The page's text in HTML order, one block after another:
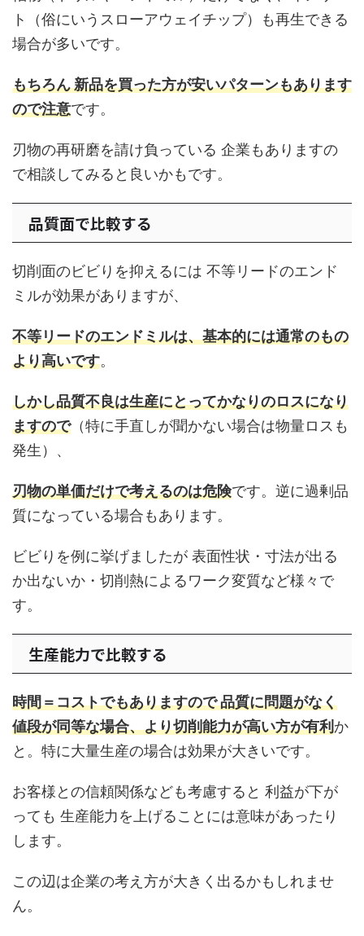
ト（俗にいうスローアウェイチップ）も再生できる
場合が多いです。
もちろん 新品を買った方が安いパターンもあります
ので注意です。
刃物の再研磨を請け負っている 企業もありますの
で相談してみると良いかもです。
品質面で比較する
切削面のビビりを抑えるには 不等リードのエンド
ミルが効果がありますが、
不等リードのエンドミルは、基本的には通常のもの
より高いです。
しかし品質不良は生産にとってかなりのロスになり
ますので（特に手直しが聞かない場合は物量ロスも
発生）、
刃物の単価だけで考えるのは危険です。逆に過剰品
質になっている場合もあります。
ビビりを例に挙げましたが 表面性状・寸法が出る
か出ないか・切削熱によるワーク変質など様々で
す。
生産能力で比較する
時間＝コストでもありますので 品質に問題がなく
値段が同等な場合、より切削能力が高い方が有利か
と。特に大量生産の場合は効果が大きいです。
お客様との信頼関係なども考慮すると 利益が下が
っても 生産能力を上げることには意味があったり
します。
この辺は企業の考え方が大きく出るかもしれませ
ん。